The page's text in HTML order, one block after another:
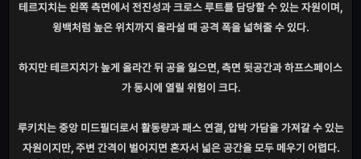
테르지치는 왼쪽 측면에서 전진성과 크로스 루트를 담당할 수 있는 자원이며,
윙백처럼 높은 위치까지 올라설 때 공격 폭을 넓혀줄 수 있다.
하지만 테르지치가 높게 올라간 뒤 공을 잃으면, 측면 뒷공간과 하프스페이스
가 동시에 열릴 위험이 크다.
루키치는 중앙 미드필더로서 활동량과 패스 연결, 압박 가담을 가져갈 수 있는
자원이지만, 주변 간격이 벌어지면 혼자서 넓은 공간을 모두 메우기 어렵다.